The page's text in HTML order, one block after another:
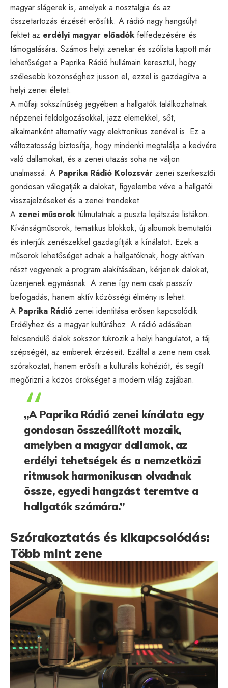
magyar slágerek is, amelyek a nosztalgia és az
összetartozás érzését erősítik. A rádió nagy hangsúlyt
fektet az erdélyi magyar előadók felfedezésére és
támogatására. Számos helyi zenekar és szólista kapott már
lehetőséget a Paprika Rádió hullámain keresztül, hogy
szélesebb közönséghez jusson el, ezzel is gazdagítva a
helyi zenei életet.
A műfaji sokszínűség jegyében a hallgatók találkozhatnak
népzenei feldolgozásokkal, jazz elemekkel, sőt,
alkalmanként alternatív vagy elektronikus zenével is. Ez a
változatosság biztosítja, hogy mindenki megtalálja a kedvére
való dallamokat, és a zenei utazás soha ne váljon
unalmassá. A Paprika Rádió Kolozsvár zenei szerkesztői
gondosan válogatják a dalokat, figyelembe véve a hallgatói
visszajelzéseket és a zenei trendeket.
A zenei műsorok túlmutatnak a puszta lejátszási listákon.
Kívánságműsorok, tematikus blokkok, új albumok bemutatói
és interjúk zenészekkel gazdagítják a kínálatot. Ezek a
műsorok lehetőséget adnak a hallgatóknak, hogy aktívan
részt vegyenek a program alakításában, kérjenek dalokat,
üzenjenek egymásnak. A zene így nem csak passzív
befogadás, hanem aktív közösségi élmény is lehet.
A Paprika Rádió zenei identitása erősen kapcsolódik
Erdélyhez és a magyar kultúrához. A rádió adásában
felcsendülő dalok sokszor tükrözik a helyi hangulatot, a táj
szépségét, az emberek érzéseit. Ezáltal a zene nem csak
szórakoztat, hanem erősíti a kulturális kohéziót, és segít
megőrizni a közös örökséget a modern világ zajában.
„A Paprika Rádió zenei kínálata egy
gondosan összeállított mozaik,
amelyben a magyar dallamok, az
erdélyi tehetségek és a nemzetközi
ritmusok harmonikusan olvadnak
össze, egyedi hangzást teremtve a
hallgatók számára.”
Szórakoztatás és kikapcsolódás:
Több mint zene